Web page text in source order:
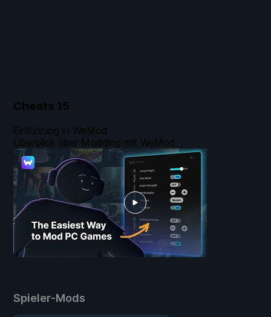
Cheats 15
Spieler-Mods
Einführung in WeMod
Überblick über Modding mit WeMod